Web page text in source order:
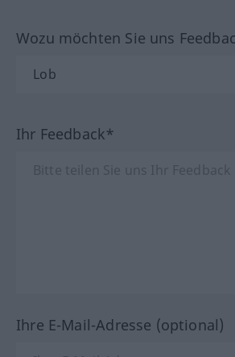
Wozu möchten Sie uns
Ihr Feedback*
Ihre E-Mail-Adresse (optional)